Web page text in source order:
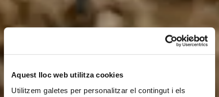
Aquest lloc web utilitza cookies
Utilitzem galetes per personalitzar el contingut i els